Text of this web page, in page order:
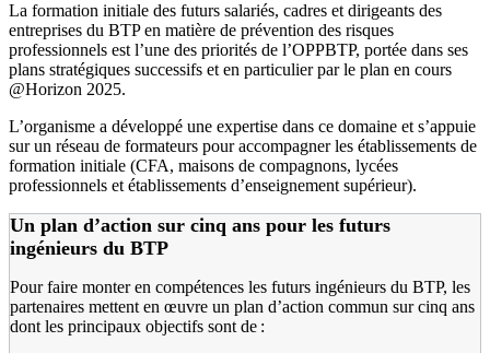
La formation initiale des futurs salariés, cadres et dirigeants des
entreprises du BTP en matière de prévention des risques
professionnels est l’une des priorités de l’OPPBTP, portée dans ses
plans stratégiques successifs et en particulier par le plan en cours
@Horizon 2025.
L’organisme a développé une expertise dans ce domaine et s’appuie
sur un réseau de formateurs pour accompagner les établissements de
formation initiale (CFA, maisons de compagnons, lycées
professionnels et établissements d’enseignement supérieur).
Un plan d’action sur cinq ans pour les futurs
ingénieurs du BTP
Pour faire monter en compétences les futurs ingénieurs du BTP, les
partenaires mettent en œuvre un plan d’action commun sur cinq ans
dont les principaux objectifs sont de :